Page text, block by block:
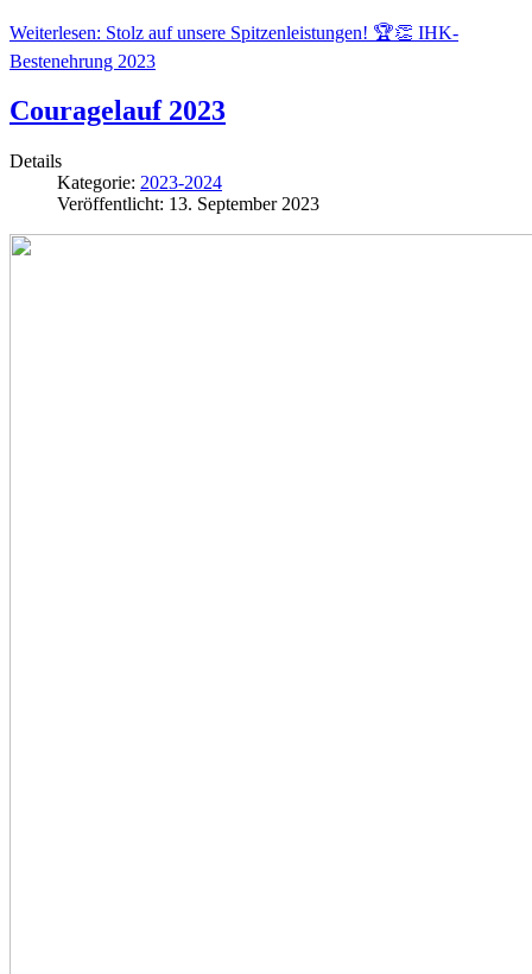
Weiterlesen: Stolz auf unsere Spitzenleistungen! 🏆👏 IHK-
Bestenehrung 2023
Couragelauf 2023
Details
Kategorie: 2023-2024
Veröffentlicht: 13. September 2023